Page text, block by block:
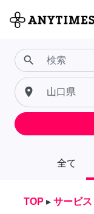
全て
search
place
TOP ▸ サービス